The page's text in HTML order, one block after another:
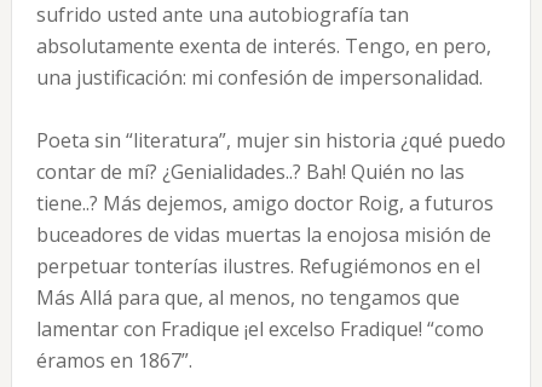
sufrido usted ante una autobiografía tan
absolutamente exenta de interés. Tengo, en pero,
una justificación: mi confesión de impersonalidad.
Poeta sin “literatura”, mujer sin historia ¿qué puedo
contar de mí? ¿Genialida­des..? Bah! Quién no las
tiene..? Más dejemos, amigo doctor Roig, a futuros
buceadores de vidas muertas la enojosa misión de
perpetuar tonterías ilustres. Refugié­monos en el
Más Allá para que, al menos, no tengamos que
lamentar con Fradique ¡el excelso Fradique! “como
éramos en 1867”.